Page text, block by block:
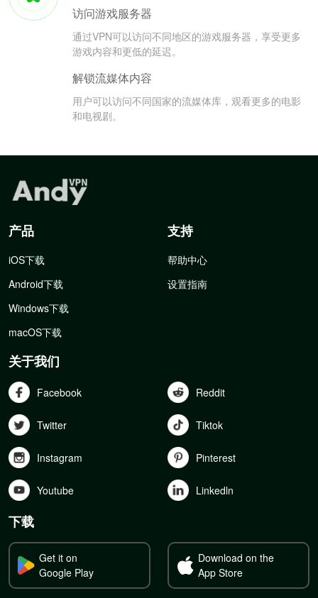
访问游戏服务器
通过VPN可以访问不同地区的游戏服务器，享受更多
游戏内容和更低的延迟。
解锁流媒体内容
用户可以访问不同国家的流媒体库，观看更多的电影
和电视剧。
产品
iOS下载
Android下载
Windows下载
macOS下载
支持
帮助中心
设置指南
关于我们
Facebook Reddit
Twitter Tiktok
Instagram Pinterest
Youtube Linkedln
下载
Get it on
Google Play
Download on the
App Store